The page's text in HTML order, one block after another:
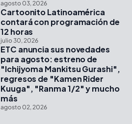
agosto 03, 2026
Cartoonito Latinoamérica
contará con programación de
12 horas
julio 30, 2026
ETC anuncia sus novedades
para agosto: estreno de
"Ichijyoma Mankitsu Gurashi",
regresos de "Kamen Rider
Kuuga", "Ranma 1/2" y mucho
más
agosto 02, 2026